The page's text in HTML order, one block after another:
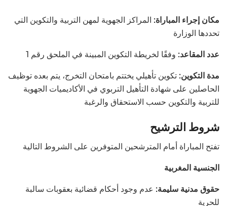
مكان إجراء المباراة: المراكز الجهوية لمهن التربية والتكوين التي
تحددها الوزارة
عدد المقاعد: وفقًا لخريطة التكوين المبينة في الملحق رقم 1
مدة التكوين: تكوين تأهيلي يختتم بامتحان التخرج، يتم بعده توظيف
الحاصلين على شهادة التأهيل التربوي في الأكاديميات الجهوية
للتربية والتكوين حسب الاستحقاق والرغبة
شروط الترشيح
تفتح المباراة أمام المترشحين المتوفرين على الشروط التالية
الجنسية المغربية
حقوق مدنية سليمة: عدم وجود أحكام قضائية بعقوبات سالبة
للحرية